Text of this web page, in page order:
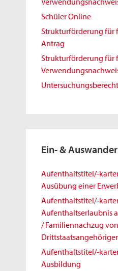
Schüler Online
Strukturförderung für
Antrag
Strukturförderung für
Ein- &
Aufenthaltstitel/-
Ausübung einer
Aufenthaltstitel/-
Aufenthaltserlaubnis
/ Familiennachzug von
Aufenthaltstitel/-
Ausbildung